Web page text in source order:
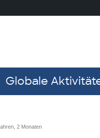
Globale
2 Monaten